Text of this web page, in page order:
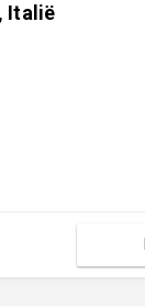
Italië